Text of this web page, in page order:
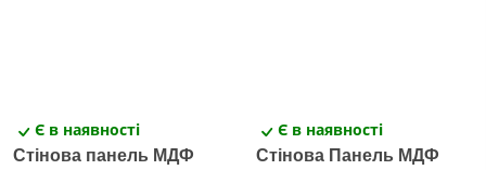
Є в наявності
Стінова панель МДФ
Є в наявності
Стінова Панель МДФ